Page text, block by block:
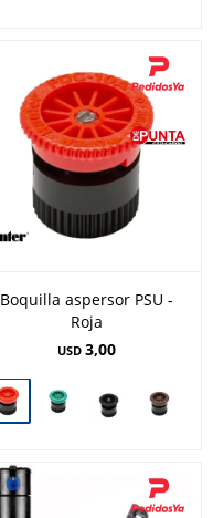
Boquilla aspersor PSU -
Roja
USD 3,00